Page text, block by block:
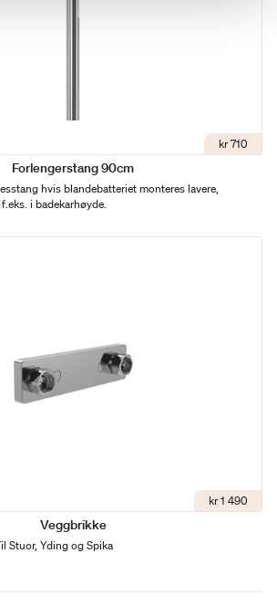
kr 710
Forlengerstang 90cm
hvis blandebatteriet monteres lavere,
f.eks. i badekarhøyde.
kr 1 490
Veggbrikke
Stuor, Yding og Spika